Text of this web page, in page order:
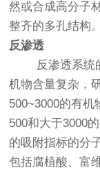
然或合成高分子
整齐的多孔结构
反渗透
反渗透系统的
机物含量复杂，
500~3000的有
500和大于3000
的吸附指标的分
包括腐植酸、富